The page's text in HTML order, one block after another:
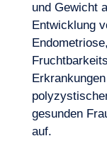
und Gewicht
Entwicklung
gesunden
auf.